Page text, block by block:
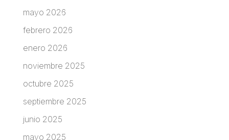
mayo 2026
febrero 2026
enero 2026
noviembre 2025
octubre 2025
septiembre 2025
junio 2025
mayo 2025